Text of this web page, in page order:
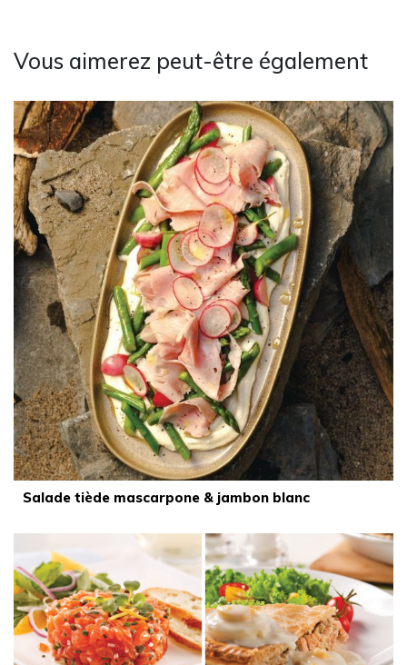
Vous aimerez peut-être également
Salade tiède mascarpone & jambon blanc